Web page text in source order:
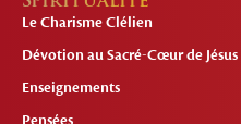
Le Charisme Clélien
Dévotion au Sacré-Cœur de Jésus
Enseignements